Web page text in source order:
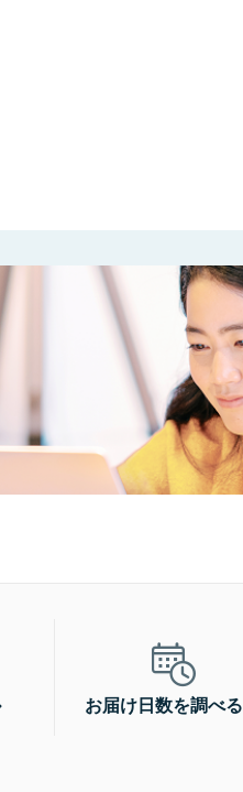
お届け日数を調べる